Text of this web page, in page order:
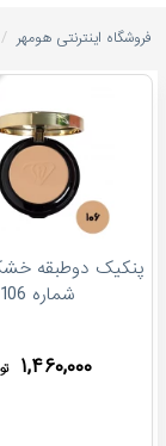
فروشگاه اینترنتی هومهر /
پنکیک دوطبقه
شماره 106
۱,۴۶۰,۰۰۰